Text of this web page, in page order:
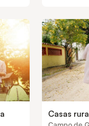
Casas